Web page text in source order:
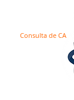
Consulta de CA